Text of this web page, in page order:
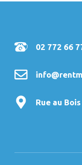
02 772 66
Rue au